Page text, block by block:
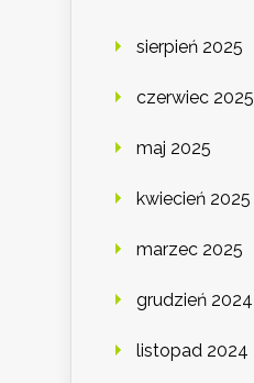
sierpień 2025
czerwiec 2025
maj 2025
kwiecień 2025
marzec 2025
grudzień 2024
listopad 2024